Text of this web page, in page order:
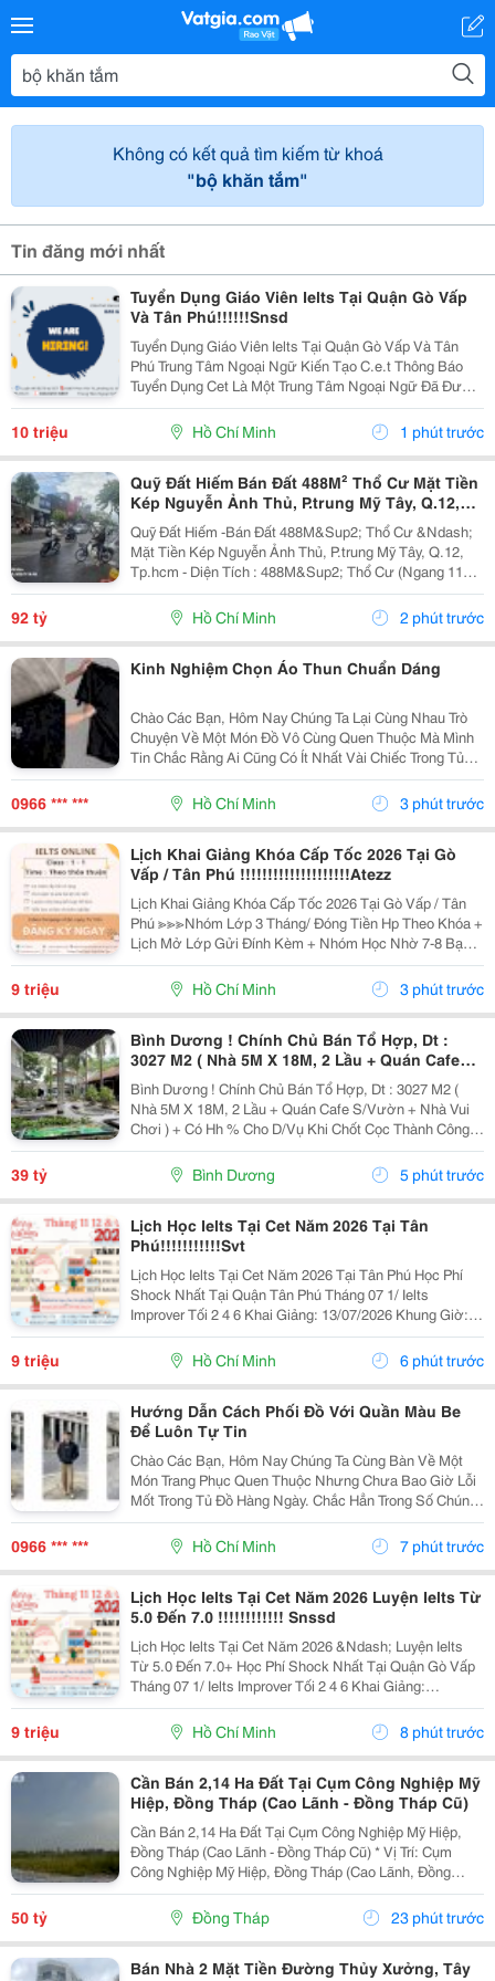
Không có kết quả tìm kiếm từ khoá
"bộ khăn tắm"
Tin đăng mới nhất
Tuyển Dụng Giáo Viên Ielts Tại Quận Gò Vấp
Và Tân Phú!!!!!!Snsd
Tuyển Dụng Giáo Viên Ielts Tại Quận Gò Vấp Và Tân
Phú Trung Tâm Ngoại Ngữ Kiến Tạo C.e.t Thông Báo
Tuyển Dụng Cet Là Một Trung Tâm Ngoại Ngữ Đã Được
Thành Lập 16 Năm Chuyên Về Chương Trình Anh Văn
Học Thuật Ielts &Ndash; Toefl Ibt. Trung Tâm...
10 triệu Hồ Chí Minh 1 phút trước
Quỹ Đất Hiếm Bán Đất 488M² Thổ Cư Mặt Tiền
Kép Nguyễn Ảnh Thủ, P.trung Mỹ Tây, Q.12,
Tp.hcm
Quỹ Đất Hiếm -Bán Đất 488M&Sup2; Thổ Cư &Ndash;
Mặt Tiền Kép Nguyễn Ảnh Thủ, P.trung Mỹ Tây, Q.12,
Tp.hcm - Diện Tích : 488M&Sup2; Thổ Cư (Ngang 11M
X 45M) - Giá Bán : 92 Tỷ (Thương Lượng) Mặt Tiền Kép
Nguyễn Ảnh Thủ, Mặt Sau Thông Ra Đường...
92 tỷ Hồ Chí Minh 2 phút trước
Kinh Nghiệm Chọn Áo Thun Chuẩn Dáng
Chào Các Bạn, Hôm Nay Chúng Ta Lại Cùng Nhau Trò
Chuyện Về Một Món Đồ Vô Cùng Quen Thuộc Mà Mình
Tin Chắc Rằng Ai Cũng Có Ít Nhất Vài Chiếc Trong Tủ
Quần Áo. Đó Chính Là Chiếc Áo Thun. Mặc Dù Là Một
Trang Phục Cơ Bản, Dễ Mặc Và Dễ Phối Đồ, Nhưng
0966 *** *** Hồ Chí Minh 3 phút trước
Lịch Khai Giảng Khóa Cấp Tốc 2026 Tại Gò
Vấp / Tân Phú !!!!!!!!!!!!!!!!!!!!Atezz
Lịch Khai Giảng Khóa Cấp Tốc 2026 Tại Gò Vấp / Tân
Phú ≫≫≫Nhóm Lớp 3 Tháng/ Đóng Tiền Hp Theo Khóa +
Lịch Mở Lớp Gửi Đính Kèm + Nhóm Học Nhờ 7-8 Bạn/
Lớp + Giáo Trình Ielts Có Band Điểm Lộ Trình, Sách
Nước Ngoài Bám Sát + Chia Đều 4 Kỹ...
9 triệu Hồ Chí Minh 3 phút trước
Bình Dương ! Chính Chủ Bán Tổ Hợp, Dt :
3027 M2 ( Nhà 5M X 18M, 2 Lầu + Quán Cafe
S/Vườn + Nhà Vui Chơi ) Tel : - ( Chính Chủ )
Bình Dương ! Chính Chủ Bán Tổ Hợp, Dt : 3027 M2 (
Nhà 5M X 18M, 2 Lầu + Quán Cafe S/Vườn + Nhà Vui
Chơi ) + Có Hh % Cho D/Vụ Khi Chốt Cọc Thành Công .
D Giá Bán Toàn Bộ : 39 Tỷ ( Tl ) Trong Đó Thổ Cư 800 M2
. D/C : 25 Trần Quang Diệu , Phú...
39 tỷ Bình Dương 5 phút trước
Lịch Học Ielts Tại Cet Năm 2026 Tại Tân
Phú!!!!!!!!!!!Svt
Lịch Học Ielts Tại Cet Năm 2026 Tại Tân Phú Học Phí
Shock Nhất Tại Quận Tân Phú Tháng 07 1/ Ielts
Improver Tối 2 4 6 Khai Giảng: 13/07/2026 Khung Giờ:
18:00 Đến 21:00 Học Phí Ưu Đãi 5% Khi Đăng Ký 2/ Ielts
Basic Tối 3 5 7 Khai...
9 triệu Hồ Chí Minh 6 phút trước
Hướng Dẫn Cách Phối Đồ Với Quần Màu Be
Để Luôn Tự Tin
Chào Các Bạn, Hôm Nay Chúng Ta Cùng Bàn Về Một
Món Trang Phục Quen Thuộc Nhưng Chưa Bao Giờ Lỗi
Mốt Trong Tủ Đồ Hàng Ngày. Chắc Hẳn Trong Số Chúng
Ta, Ai Cũng Sở Hữu Ít Nhất Một Chiếc Quần Màu Be.
Đây Là Một Gam Màu Cực Kỳ Nịnh Mắt Và Dễ Mặc,
Nhưng...
0966 *** *** Hồ Chí Minh 7 phút trước
Lịch Học Ielts Tại Cet Năm 2026 Luyện Ielts Từ
5.0 Đến 7.0 !!!!!!!!!!!! Snssd
Lịch Học Ielts Tại Cet Năm 2026 &Ndash; Luyện Ielts
Từ 5.0 Đến 7.0+ Học Phí Shock Nhất Tại Quận Gò Vấp
Tháng 07 1/ Ielts Improver Tối 2 4 6 Khai Giảng:
13/07/2026 Khung Giờ: 18:00 Đến 21:00 Học Phí Ưu Đãi
5% Khi Đăng Ký 2/ Ielts...
9 triệu Hồ Chí Minh 8 phút trước
Cần Bán 2,14 Ha Đất Tại Cụm Công Nghiệp Mỹ
Hiệp, Đồng Tháp (Cao Lãnh - Đồng Tháp Cũ)
Cần Bán 2,14 Ha Đất Tại Cụm Công Nghiệp Mỹ Hiệp,
Đồng Tháp (Cao Lãnh - Đồng Tháp Cũ) * Vị Trí: Cụm
Công Nghiệp Mỹ Hiệp, Đồng Tháp (Cao Lãnh, Đồng
Tháp Cũ) - Diện Tích: 21.467 M&Sup2; (2.14 Ha) - Mặt
Tiền: 104M * Giá Bán: 50 Tỷ -...
50 tỷ Đồng Tháp 23 phút trước
Bán Nhà 2 Mặt Tiền Đường Thủy Xưởng, Tây